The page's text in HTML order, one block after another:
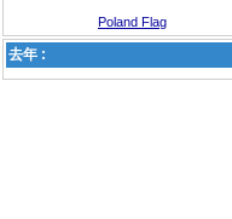
Poland Flag
去年 :